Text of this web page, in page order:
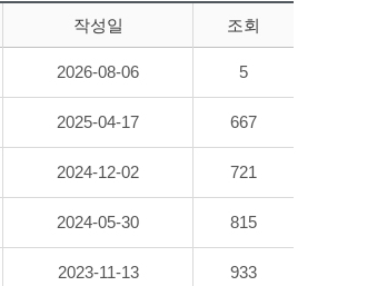
작성일 조회
2026-08-06 5
2025-04-17 667
2024-12-02 721
2024-05-30 815
2023-11-13 933